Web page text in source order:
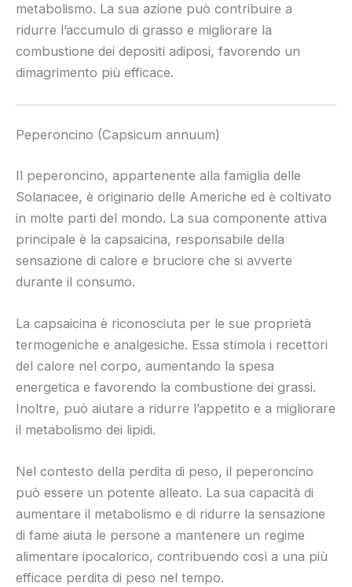
metabolismo. La sua azione può contribuire a
ridurre l’accumulo di grasso e migliorare la
combustione dei depositi adiposi, favorendo un
dimagrimento più efficace.
Peperoncino (Capsicum annuum)
Il peperoncino, appartenente alla famiglia delle
Solanacee, è originario delle Americhe ed è coltivato
in molte parti del mondo. La sua componente attiva
principale è la capsaicina, responsabile della
sensazione di calore e bruciore che si avverte
durante il consumo.
La capsaicina è riconosciuta per le sue proprietà
termogeniche e analgesiche. Essa stimola i recettori
del calore nel corpo, aumentando la spesa
energetica e favorendo la combustione dei grassi.
Inoltre, può aiutare a ridurre l’appetito e a migliorare
il metabolismo dei lipidi.
Nel contesto della perdita di peso, il peperoncino
può essere un potente alleato. La sua capacità di
aumentare il metabolismo e di ridurre la sensazione
di fame aiuta le persone a mantenere un regime
alimentare ipocalorico, contribuendo così a una più
efficace perdita di peso nel tempo.